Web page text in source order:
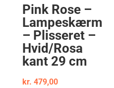
Pink Rose –
Lampeskærm
– Plisseret –
Hvid/Rosa
kant 29 cm
kr. 479,00